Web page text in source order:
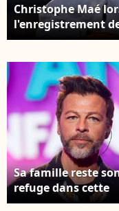
Christophe Maé
l'enregistrement
N°14", présentée
Décembre 2025.
BESTIMAGE
Sa famille reste
refuge dans cette
période de